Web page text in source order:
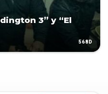
3” y “El
568D